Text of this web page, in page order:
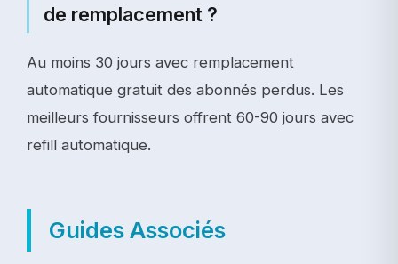
de remplacement ?
Au moins 30 jours avec remplacement
automatique gratuit des abonnés perdus. Les
meilleurs fournisseurs offrent 60-90 jours avec
refill automatique.
Guides Associés